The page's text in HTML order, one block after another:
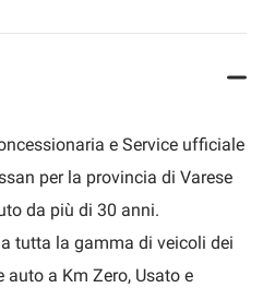
e Service ufficiale
per la provincia di Varese
da più di 30 anni.
tutta la gamma di veicoli dei
a Km Zero, Usato e